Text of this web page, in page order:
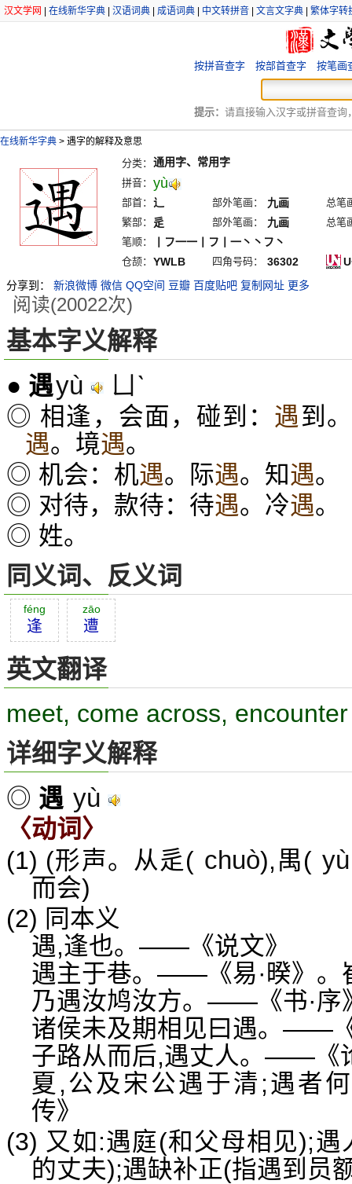
汉文学网 在线新华字典 汉语词典 成语词典 中文转拼音 文言文字典 繁体字转
按拼音查字 按部首查字 按笔画
提示： 请直接输入汉字或拼音查询
在线新华字典 > 遇字的解释及意思
分类： 通用字、常用字
拼音： yù
部首： 辶 部外笔画： 九画
总笔
繁部：
辵 部外笔画： 九画
总笔
笔顺：
丨フ一一丨フ丨一丶丶フ丶
仓颉： YWLB 四角号码： 36302
分享到：
新浪微博 微信 QQ空间 豆瓣 百度贴吧 复制网址 更多
阅读(20022次)
基本字义解释
● 遇yù ㄩˋ
◎ 相逢，会面，碰到： 遇到。
遇。境遇。
◎ 机会：机遇。际遇。知遇。
◎ 对待，款待：待遇。冷遇。
◎ 姓。
同义词、反义词
féng
逢
zāo
遭
英文翻译
meet, come across, encounter
详细字义解释
◎ 遇 yù
〈动词〉
(1) (形声。从辵( chuò),禺( yù
而会)
(2) 同本义
遇,逢也。——《说文》
遇主于巷。——《易·暌》。
乃遇汝鸠汝方。——《书·序
诸侯未及期相见曰遇。——
子路从而后,遇丈人。——《
夏,公及宋公遇于清;遇者
传》
(3) 又如:遇庭(和父母相见);
的丈夫);遇缺补正(指遇到员